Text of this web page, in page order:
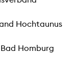
Hochtaunus
Homburg